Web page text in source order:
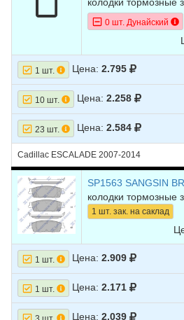
0 шт. Дунайский
1 шт. Цена: 2.795
10 шт. Цена: 2.258
23 шт. Цена: 2.584
Cadillac ESCALADE 2007-2014
SP1563 SANGSIN
колодки тормозные
1 шт. зак. на саклад
1 шт. Цена: 2.909
1 шт. Цена: 2.171
Цена: 2.039